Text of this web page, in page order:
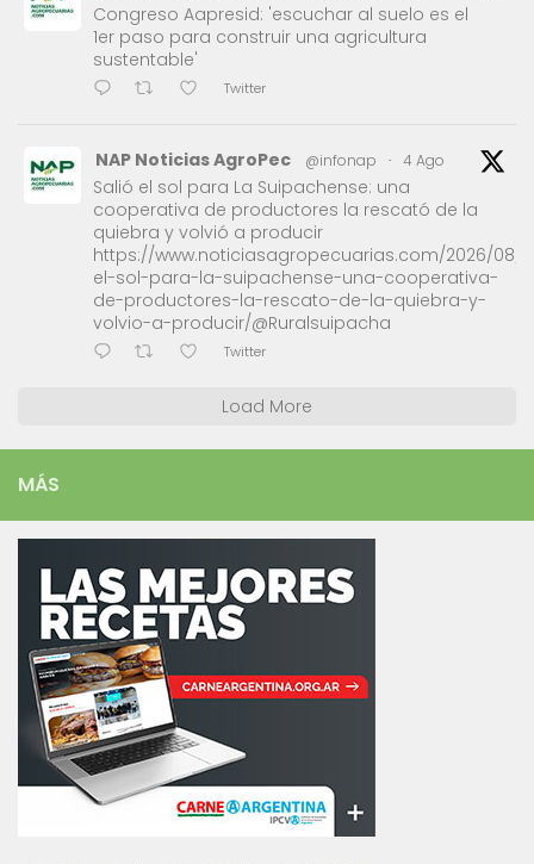
Congreso Aapresid: 'escuchar al suelo es el
1er paso para construir una agricultura
sustentable'
Twitter
NAP Noticias AgroPec @infonap · 4 Ago
Salió el sol para La Suipachense: una
cooperativa de productores la rescató de la
quiebra y volvió a producir
https://www.noticiasagropecuarias.com/2026/08/
el-sol-para-la-suipachense-una-cooperativa-
de-productores-la-rescato-de-la-quiebra-y-
volvio-a-producir/@Ruralsuipacha
Twitter
Load More
MÁS